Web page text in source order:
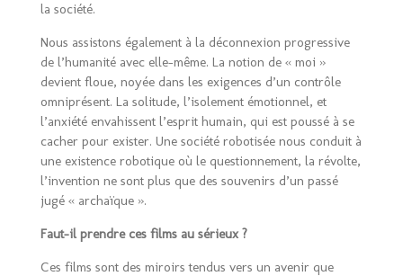
la société.
Nous assistons également à la déconnexion progressive
de l’humanité avec elle-même. La notion de « moi »
devient floue, noyée dans les exigences d’un contrôle
omniprésent. La solitude, l’isolement émotionnel, et
l’anxiété envahissent l’esprit humain, qui est poussé à se
cacher pour exister. Une société robotisée nous conduit à
une existence robotique où le questionnement, la révolte,
l’invention ne sont plus que des souvenirs d’un passé
jugé « archaïque ».
Faut-il prendre ces films au sérieux ?
Ces films sont des miroirs tendus vers un avenir que